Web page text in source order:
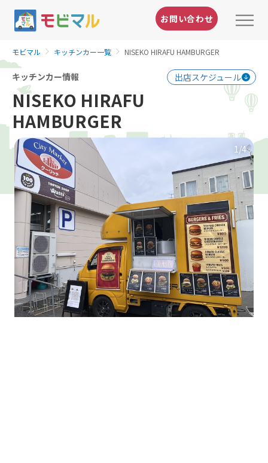
お問い合わせ
モビマル キッチンカー一覧 NISEKO HIRAFU HAMBURGER
キッチンカー情報 出店スケジュール
NISEKO HIRAFU
HAMBURGER
1 /4